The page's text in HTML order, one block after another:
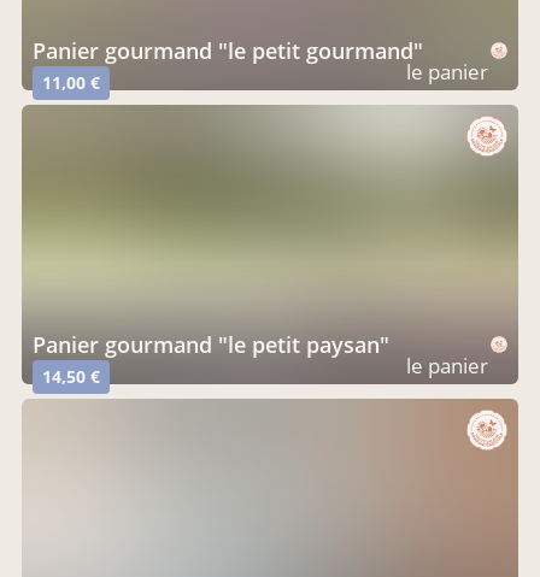
Panier gourmand "le petit gourmand"
11,00 € le panier
Panier gourmand "le petit paysan"
14,50 € le panier